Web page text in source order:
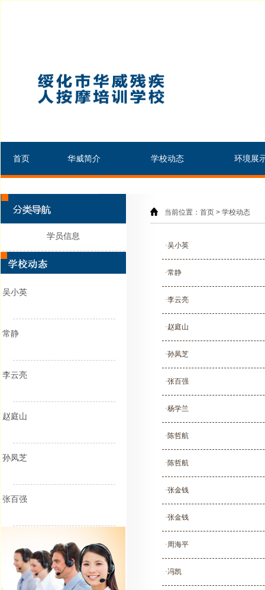
首页 华威简介 学校动态 环境展
学员信息
吴小英
常静
李云亮
赵庭山
孙凤芝
张百强
当前位置：首页 > 学校动态
·吴小英
·常静
·李云亮
·赵庭山
·孙凤芝
·张百强
·杨学兰
·陈哲航
·陈哲航
·张金钱
·张金钱
·周海平
·冯凯